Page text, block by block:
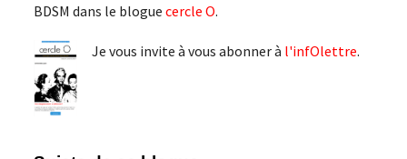
BDSM dans le blogue cercle O.
Je vous invite à vous abonner à l'infOlettre.